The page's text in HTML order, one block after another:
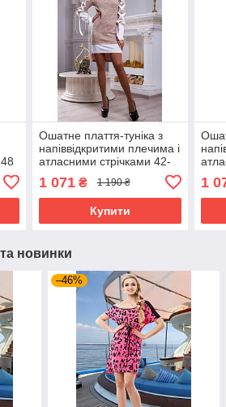
Ошатне плаття-туніка з
напіввідкритими плечима і
атласними стрічками 42-
1 071₴ 1 190 ₴
Купити
1
та новинки
–46%